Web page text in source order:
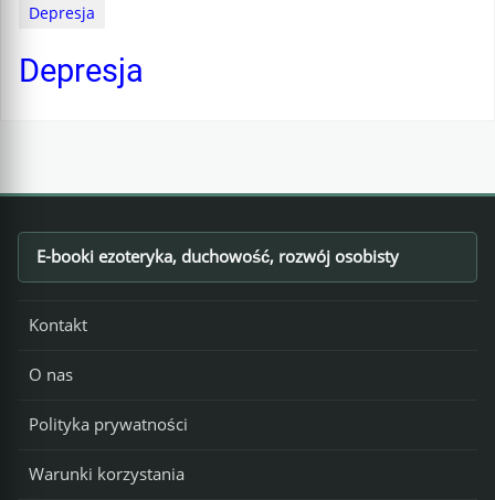
Depresja
Depresja
Footer
E-booki ezoteryka, duchowość, rozwój osobisty
Kontakt
O nas
Polityka prywatności
Warunki korzystania